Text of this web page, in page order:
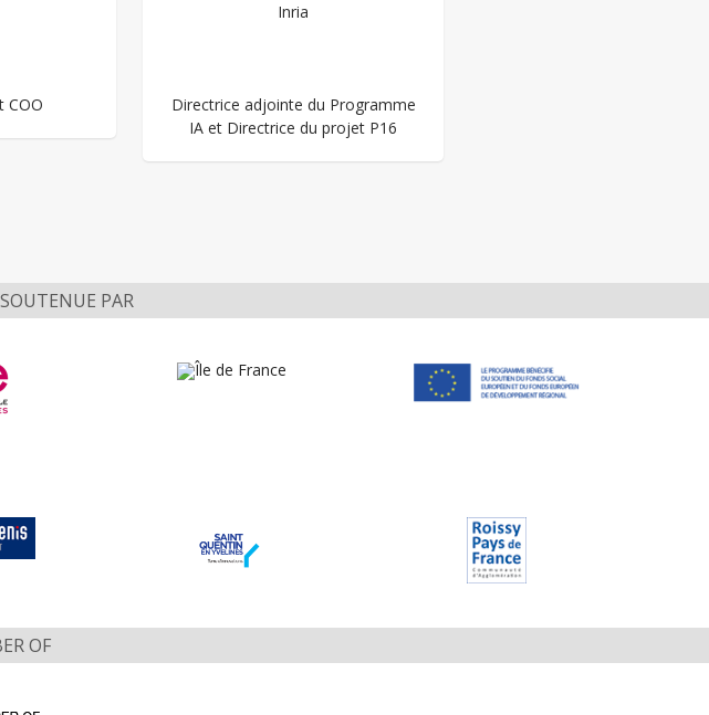
COO
Inria
Directrice adjointe du Programme
IA et Directrice du projet P16
PAR
OF